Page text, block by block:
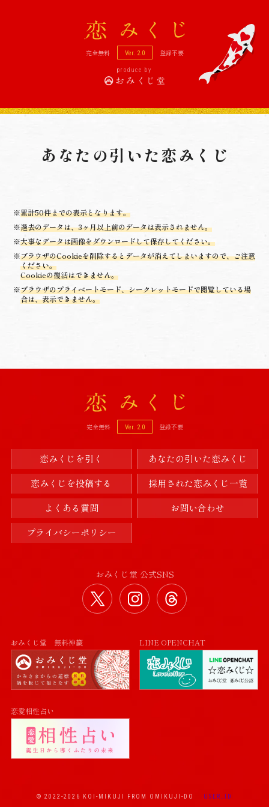
完全無料 Ver. 2.0 登録不要
produce by
あなたの引いた恋みくじ
※累計50件までの表示となります。
※過去のデータは、3ヶ月以上前のデータは表示されません。
※大事なデータは画像をダウンロードして保存してください。
※ブラウザのCookieを削除するとデータが消えてしまいますので、ご注意
ください。
Cookieの復活はできません。
※ブラウザのプライベートモード、シークレットモードで閲覧している場
合は、表示できません。
完全無料 Ver. 2.0 登録不要
恋みくじを引く
あなたの引いた恋みくじ
恋みくじを投稿する
採用された恋みくじ一覧
よくある質問
お問い合わせ
プライバシーポリシー
おみくじ堂 公式SNS
おみくじ堂 公式Twitter
おみくじ堂 公式
おみくじ堂 無料神籤 LINE OPENCHAT
恋愛相性占い
© 2022-2026 KOI-MIKUJI FROM OMIKUJI-DO USER_ID